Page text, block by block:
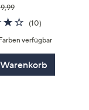
4.2
von
5
(10)10
verfügbar